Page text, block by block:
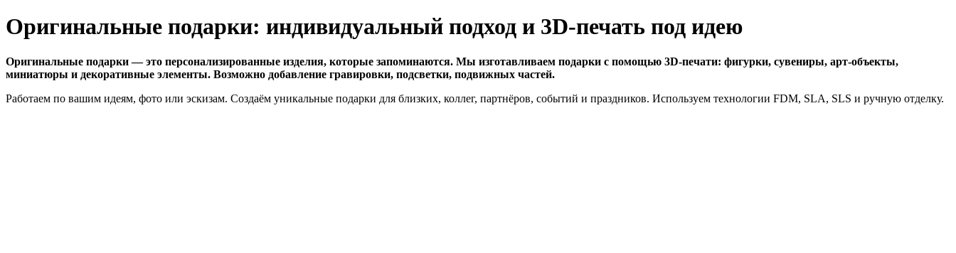
Оригинальные подарки: индивидуальный подход и 3D-печать под идею
Оригинальные подарки — это персонализированные изделия, которые запоминаются. Мы изготавливаем подарки с помощью 3D-печати: фигурки, сувениры, арт-объекты,
миниатюры и декоративные элементы. Возможно добавление гравировки, подсветки, подвижных частей.
Работаем по вашим идеям, фото или эскизам. Создаём уникальные подарки для близких, коллег, партнёров, событий и праздников. Используем технологии FDM, SLA, SLS и ручную отделку.